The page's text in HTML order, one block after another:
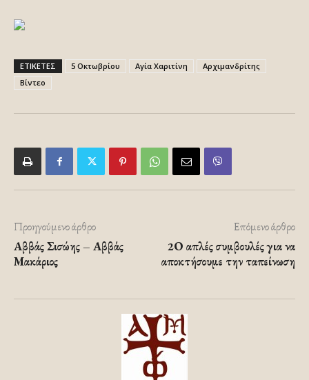
ΕΤΙΚΕΤΕΣ 5 Οκτωβρίου Αγία Χαριτίνη
Αρχιμανδρίτης
Βίντεο
Προηγούμενο άρθρο
Αββάς Σισώης – Αββάς
Μακάριος
Επόμενο άρθρο
2Ο απλές συμβουλές για να
αποκτήσουμε την ταπείνωση